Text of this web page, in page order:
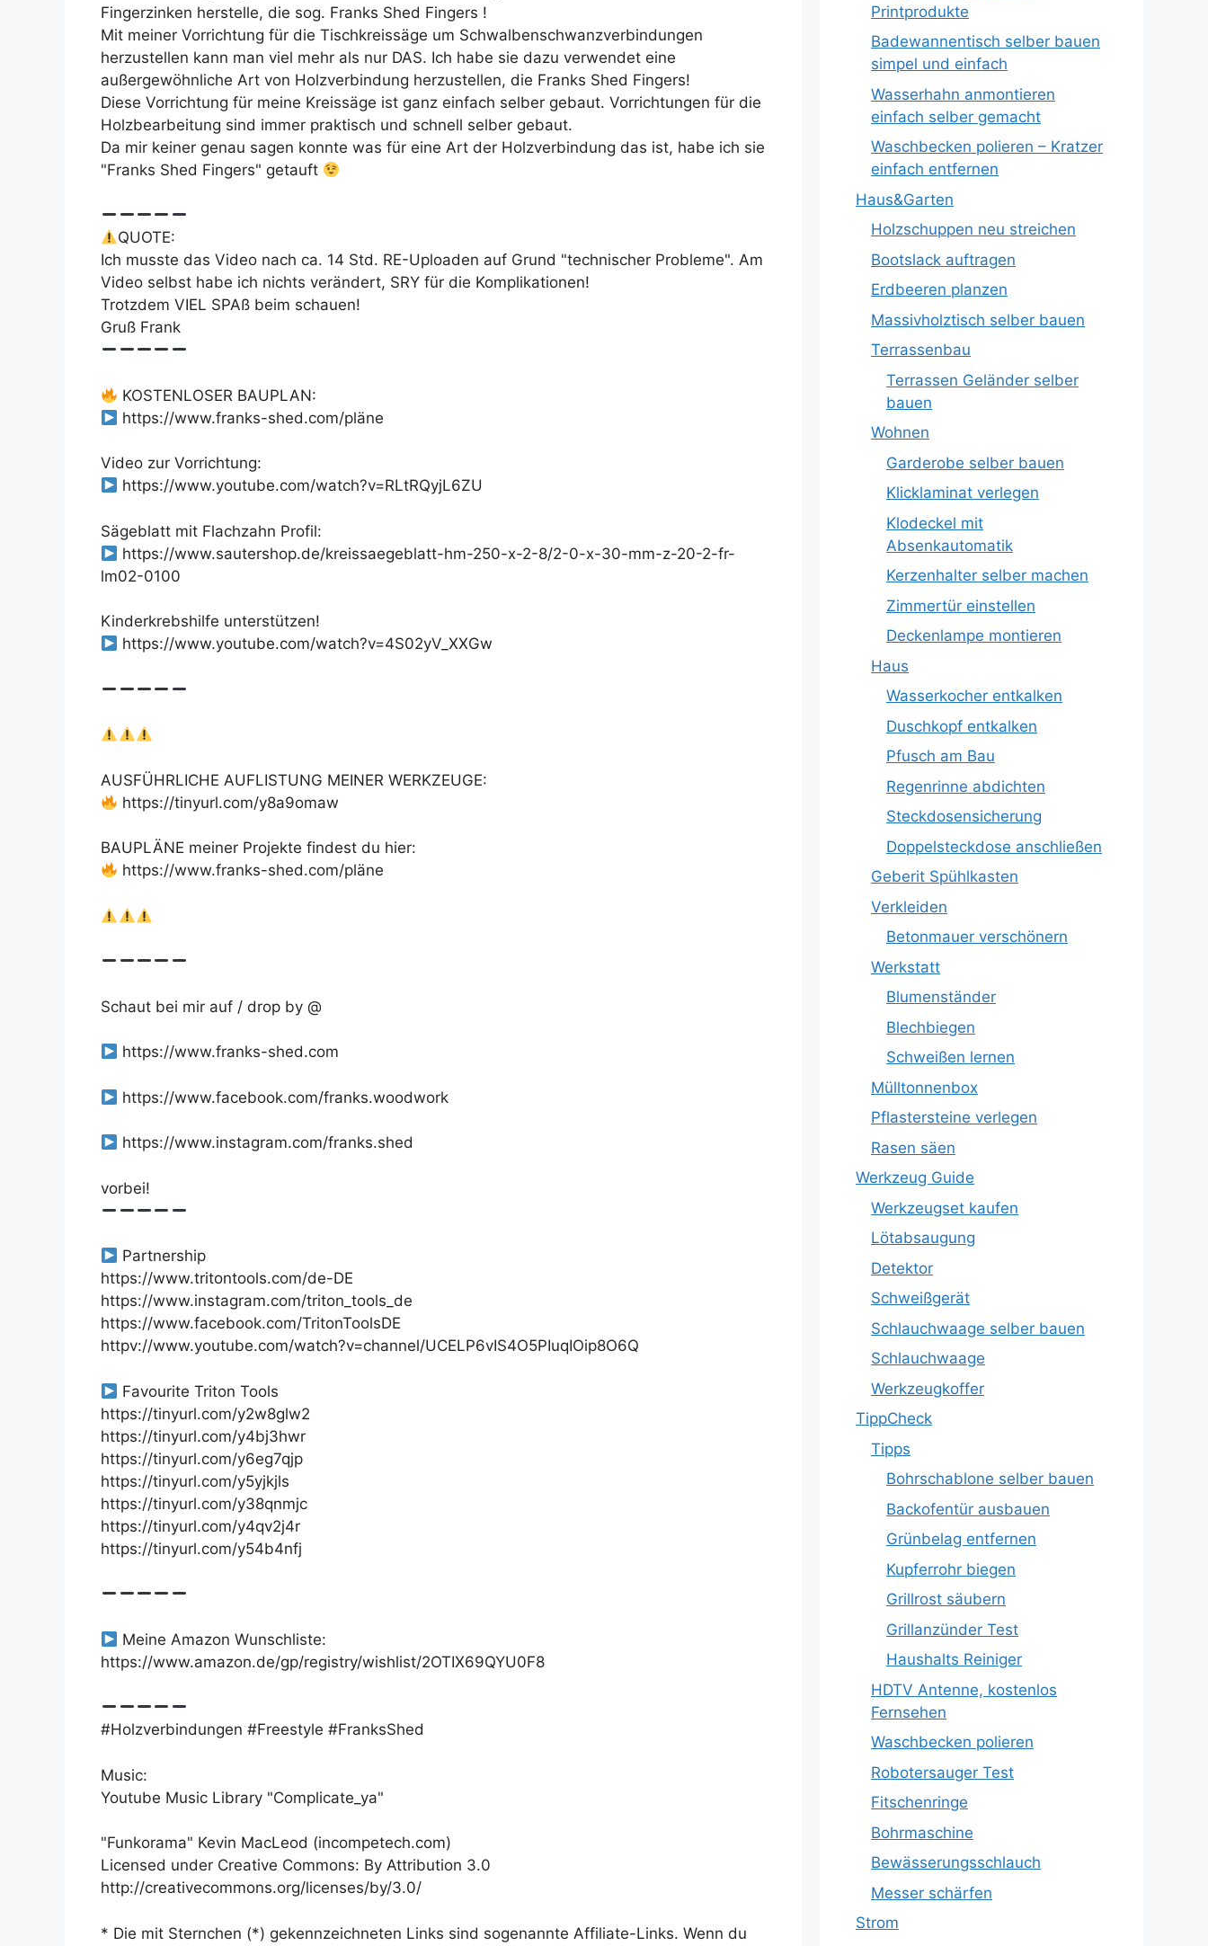
Fingerzinken herstelle, die sog. Franks Shed Fingers !
Mit meiner Vorrichtung für die Tischkreissäge um Schwalbenschwanzverbindungen
herzustellen kann man viel mehr als nur DAS. Ich habe sie dazu verwendet eine
außergewöhnliche Art von Holzverbindung herzustellen, die Franks Shed Fingers!
Diese Vorrichtung für meine Kreissäge ist ganz einfach selber gebaut. Vorrichtungen für die
Holzbearbeitung sind immer praktisch und schnell selber gebaut.
Da mir keiner genau sagen konnte was für eine Art der Holzverbindung das ist, habe ich sie
"Franks Shed Fingers" getauft
QUOTE:
Ich musste das Video nach ca. 14 Std. RE-Uploaden auf Grund "technischer Probleme". Am
Video selbst habe ich nichts verändert, SRY für die Komplikationen!
Trotzdem VIEL SPAß beim schauen!
Gruß Frank
KOSTENLOSER BAUPLAN:
https://www.franks-shed.com/pläne
Video zur Vorrichtung:
https://www.youtube.com/watch?v=RLtRQyjL6ZU
Sägeblatt mit Flachzahn Profil:
https://www.sautershop.de/kreissaegeblatt-hm-250-x-2-8/2-0-x-30-mm-z-20-2-fr-
lm02-0100
Kinderkrebshilfe unterstützen!
https://www.youtube.com/watch?v=4S02yV_XXGw
AUSFÜHRLICHE AUFLISTUNG MEINER WERKZEUGE:
https://tinyurl.com/y8a9omaw
BAUPLÄNE meiner Projekte findest du hier:
https://www.franks-shed.com/pläne
Schaut bei mir auf / drop by @
https://www.franks-shed.com
https://www.facebook.com/franks.woodwork
https://www.instagram.com/franks.shed
vorbei!
Partnership
https://www.tritontools.com/de-DE
https://www.instagram.com/triton_tools_de
https://www.facebook.com/TritonToolsDE
httpv://www.youtube.com/watch?v=channel/UCELP6vIS4O5PIuqIOip8O6Q
Favourite Triton Tools
https://tinyurl.com/y2w8glw2
https://tinyurl.com/y4bj3hwr
https://tinyurl.com/y6eg7qjp
https://tinyurl.com/y5yjkjls
https://tinyurl.com/y38qnmjc
https://tinyurl.com/y4qv2j4r
https://tinyurl.com/y54b4nfj
Meine Amazon Wunschliste:
https://www.amazon.de/gp/registry/wishlist/2OTIX69QYU0F8
#Holzverbindungen #Freestyle #FranksShed
Music:
Youtube Music Library "Complicate_ya"
"Funkorama" Kevin MacLeod (incompetech.com)
Licensed under Creative Commons: By Attribution 3.0
http://creativecommons.org/licenses/by/3.0/
* Die mit Sternchen (*) gekennzeichneten Links sind sogenannte Affiliate-Links. Wenn du
Printprodukte
Badewannentisch selber bauen
simpel und einfach
Wasserhahn anmontieren
einfach selber gemacht
Waschbecken polieren – Kratzer
einfach entfernen
Haus&Garten
Holzschuppen neu streichen
Bootslack auftragen
Erdbeeren planzen
Massivholztisch selber bauen
Terrassenbau
Terrassen Geländer selber
bauen
Wohnen
Garderobe selber bauen
Klicklaminat verlegen
Klodeckel mit
Absenkautomatik
Kerzenhalter selber machen
Zimmertür einstellen
Deckenlampe montieren
Haus
Wasserkocher entkalken
Duschkopf entkalken
Pfusch am Bau
Regenrinne abdichten
Steckdosensicherung
Doppelsteckdose anschließen
Geberit Spühlkasten
Verkleiden
Betonmauer verschönern
Werkstatt
Blumenständer
Blechbiegen
Schweißen lernen
Mülltonnenbox
Pflastersteine verlegen
Rasen säen
Werkzeug Guide
Werkzeugset kaufen
Lötabsaugung
Detektor
Schweißgerät
Schlauchwaage selber bauen
Schlauchwaage
Werkzeugkoffer
TippCheck
Tipps
Bohrschablone selber bauen
Backofentür ausbauen
Grünbelag entfernen
Kupferrohr biegen
Grillrost säubern
Grillanzünder Test
Haushalts Reiniger
HDTV Antenne, kostenlos
Fernsehen
Waschbecken polieren
Robotersauger Test
Fitschenringe
Bohrmaschine
Bewässerungsschlauch
Messer schärfen
Strom